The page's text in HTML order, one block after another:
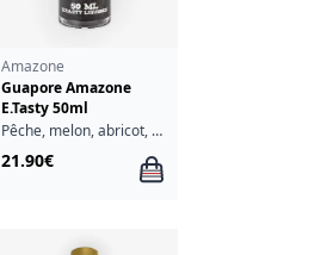
Amazone
Guapore Amazone
E.Tasty 50ml
Pêche, melon, abricot, ananas, baie
21.90€